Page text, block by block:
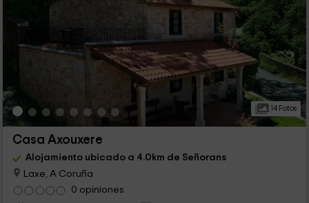
14 Fotos
Casa Axouxere
Alojamiento ubicado a 4.0km de Señorans
Laxe, A Coruña
0 opiniones